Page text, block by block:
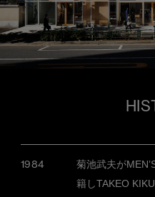
1984
菊池武夫が
籍しTAKEO